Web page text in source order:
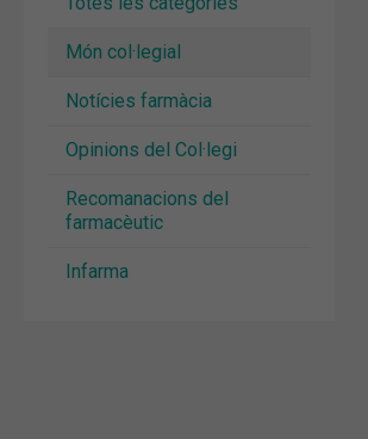
Món col·legial
Notícies farmàcia
Opinions del Col·legi
Recomanacions del
farmacèutic
Infarma